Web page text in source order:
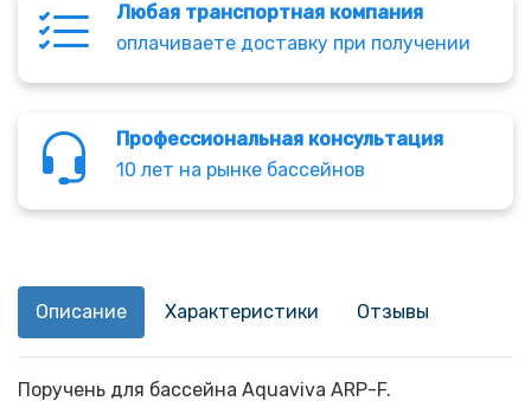
Любая транспортная компания
оплачиваете доставку при получении
Профессиональная консультация
10 лет на рынке бассейнов
Описание Характеристики Отзывы
Поручень для бассейна Aquaviva ARP-F.